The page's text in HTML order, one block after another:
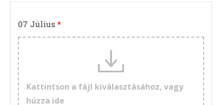
07 Július
Kattintson a fájl kiválasztásához, vagy
húzza ide